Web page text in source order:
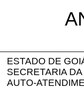
ESTADO DE
SECRETARIA
AUTO-